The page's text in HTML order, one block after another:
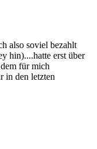
also soviel bezahlt
hin)....hatte erst über
für mich
in den letzten